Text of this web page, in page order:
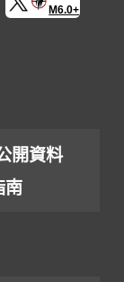
M6.0+
開資料
南